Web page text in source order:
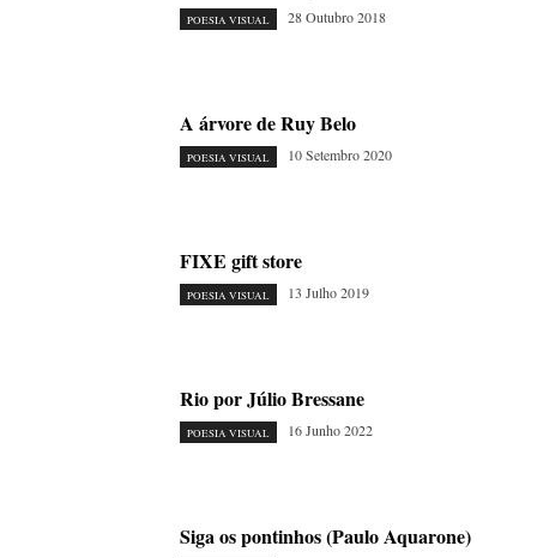
POESIA VISUAL 28 Outubro 2018
A árvore de Ruy Belo
POESIA VISUAL 10 Setembro 2020
FIXE gift store
POESIA VISUAL 13 Julho 2019
Rio por Júlio Bressane
POESIA VISUAL 16 Junho 2022
Siga os pontinhos (Paulo Aquarone)